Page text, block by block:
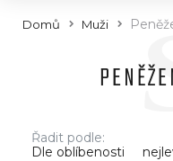
Domů Muži
Řadit podle:
Dle oblíbenosti